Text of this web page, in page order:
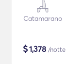
Catamarano
$1,378 /notte